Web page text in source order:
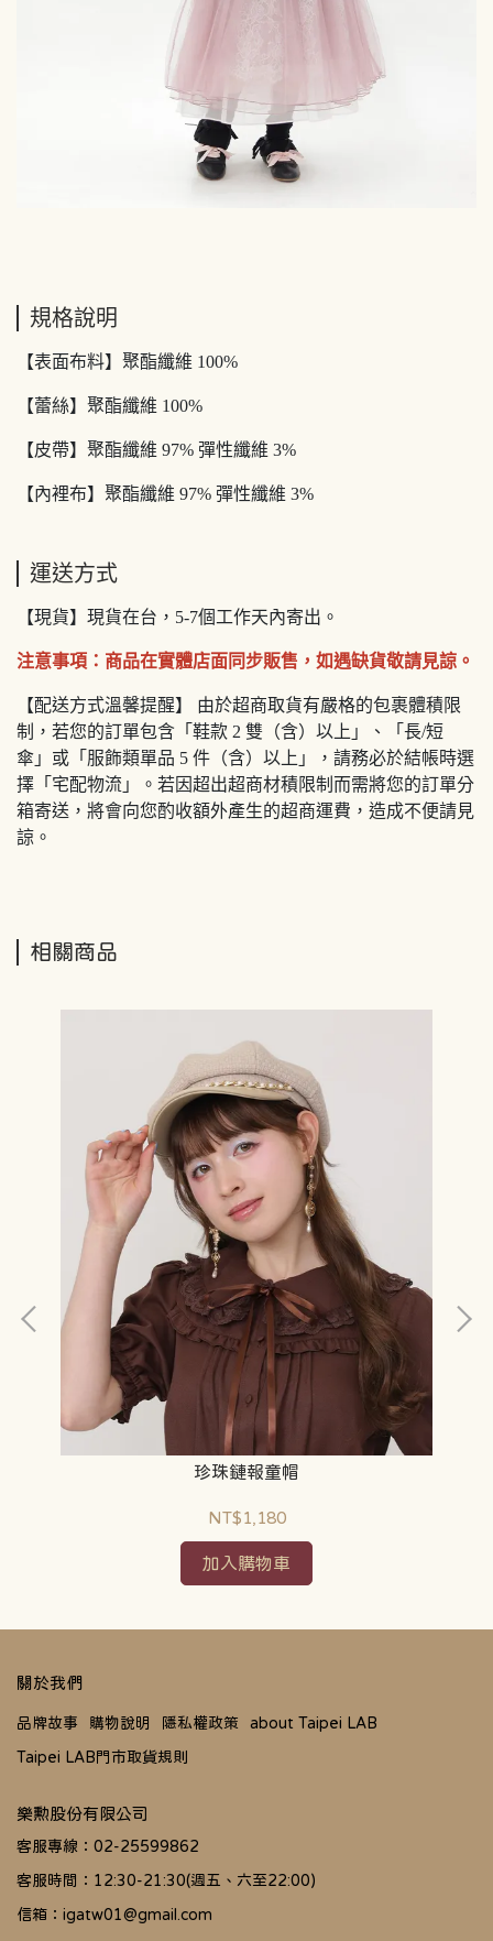
規格說明
【表面布料】聚酯纖維 100%
【蕾絲】聚酯纖維 100%
【皮帶】聚酯纖維 97% 彈性纖維 3%
【內裡布】聚酯纖維 97% 彈性纖維 3%
運送方式
【現貨】現貨在台，5-7個工作天內寄出。
注意事項：商品在實體店面同步販售，如遇缺貨敬請見諒。
【配送方式溫馨提醒】 由於超商取貨有嚴格的包裹體積限
制，若您的訂單包含「鞋款 2 雙（含）以上」、「長/短
傘」或「服飾類單品 5 件（含）以上」，請務必於結帳時選
擇「宅配物流」。若因超出超商材積限制而需將您的訂單分
箱寄送，將會向您酌收額外產生的超商運費，造成不便請見
諒。
相關商品
珍珠鏈報童帽
NT$1,180
加入購物車
關於我們
品牌故事 購物說明 隱私權政策
about Taipei LAB
Taipei LAB門市取貨規則
樂勲股份有限公司
客服專線：02-25599862
客服時間：12:30-21:30(週五、六至22:00)
信箱：igatw01@gmail.com